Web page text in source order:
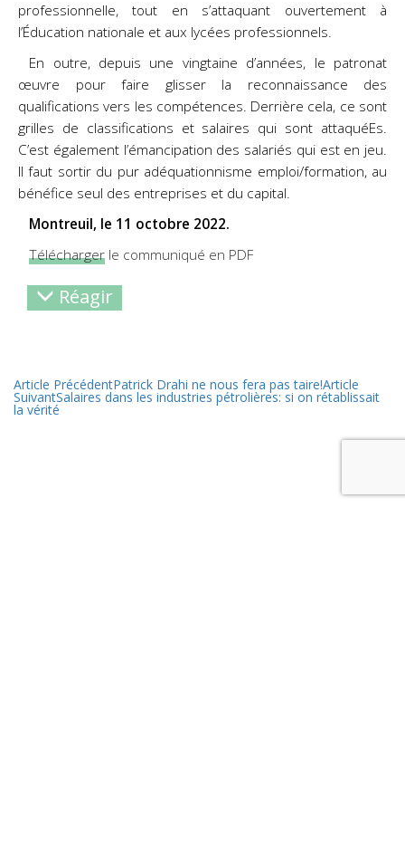
professionnelle, tout en s’attaquant ouvertement à
l’Éducation nationale et aux lycées professionnels.
En outre, depuis une vingtaine d’années, le patronat
œuvre pour faire glisser la reconnaissance des
qualifications vers les compétences. Derrière cela, ce sont
grilles de classifications et salaires qui sont attaquéEs.
C’est également l’émancipation des salariés qui est en jeu.
Il faut sortir du pur adéquationnisme emploi/formation, au
bénéfice seul des entreprises et du capital.
Montreuil, le 11 octobre 2022.
Télécharger le communiqué en PDF
Réagir
Article PrécédentPatrick Drahi ne nous fera pas taire!Article
SuivantSalaires dans les industries pétrolières: si on rétablissait
la vérité